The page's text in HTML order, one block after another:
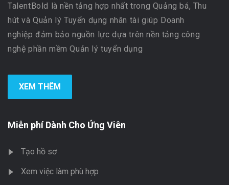
TalentBold là nền tảng hợp nhất trong Quảng bá, Thu
hút và Quản lý Tuyển dụng nhân tài giúp Doanh
nghiệp đảm bảo nguồn lực dựa trên nền tảng công
nghệ phần mềm Quản lý tuyển dụng
XEM THÊM
Miễn phí Dành Cho Ứng Viên
Tạo hồ sơ
Xem việc làm phù hợp